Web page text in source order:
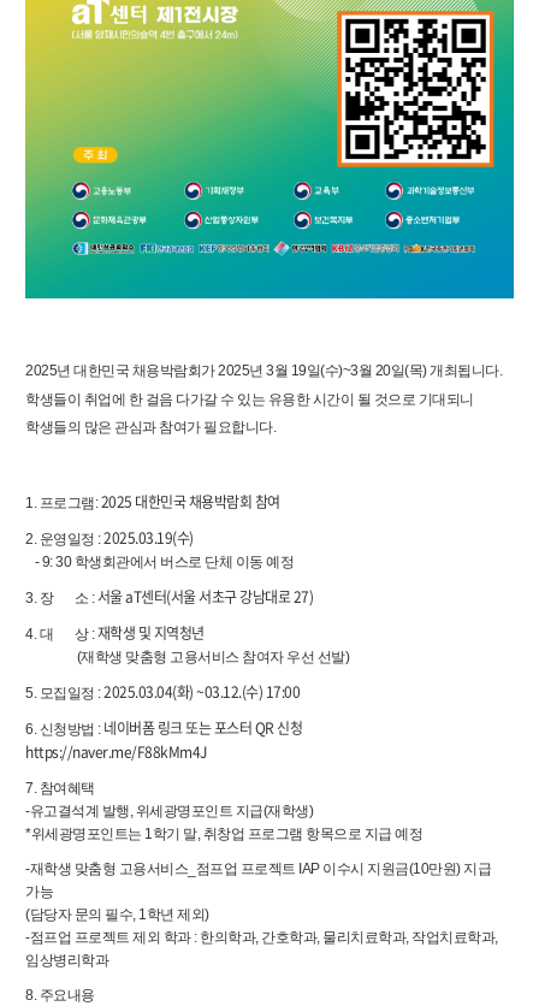
2025년 대한민국 채용박람회가 2025년 3월 19일(수)~3월 20일(목)개최됩니다.
학생들이 취업에 한 걸음 다가갈 수 있는 유용한 시간이 될 것으로 기대되니
학생들의 많은 관심과 참여가 필요합니다.
1. 프로그램:2025 대한민국 채용박람회 참여
2. 운영일정 :2025.03.19(수)
- 9: 30 학생회관에서 버스로 단체 이동 예정
3. 장 소 :서울 aT센터(서울 서초구 강남대로 27)
4. 대 상 :재학생 및 지역청년
(재학생 맞춤형 고용서비스 참여자 우선 선발)
5. 모집일정 :2025.03.04(화) ~03.12.(수) 17:00
6. 신청방법 : 네이버폼 링크 또는 포스터 QR 신청
https://naver.me/F88kMm4J
7. 참여혜택
-유고결석계 발행, 위세광명포인트 지급(재학생)
*위세광명포인트는 1학기 말, 취창업 프로그램 항목으로 지급 예정
-재학생 맞춤형 고용서비스_점프업 프로젝트 IAP 이수시 지원금(10만원) 지급
가능
(담당자 문의 필수, 1학년 제외)
-점프업 프로젝트 제외 학과 : 한의학과, 간호학과, 물리치료학과, 작업치료학과,
임상병리학과
8. 주요내용